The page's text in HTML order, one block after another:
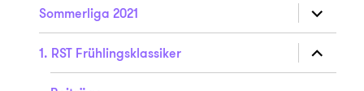
Sommerliga 2021
anzeigen
1. RST Frühlingsklassiker
anzeigen